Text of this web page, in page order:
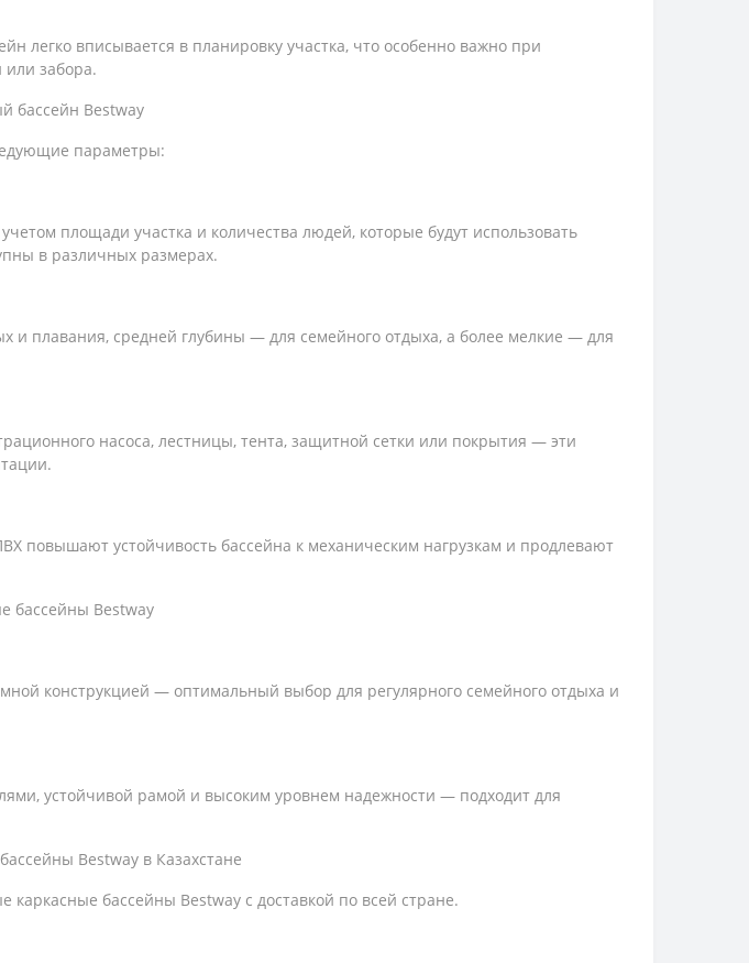
легко вписывается в планировку участка, что особенно важно при
или забора.
бассейн Bestway
параметры:
площади участка и количества людей, которые будут использовать
в различных размерах.
и плавания, средней глубины — для семейного отдыха, а более мелкие — для
насоса, лестницы, тента, защитной сетки или покрытия — эти
повышают устойчивость бассейна к механическим нагрузкам и продлевают
бассейны Bestway
конструкцией — оптимальный выбор для регулярного семейного отдыха и
устойчивой рамой и высоким уровнем надежности — подходит для
Bestway в Казахстане
бассейны Bestway с доставкой по всей стране.